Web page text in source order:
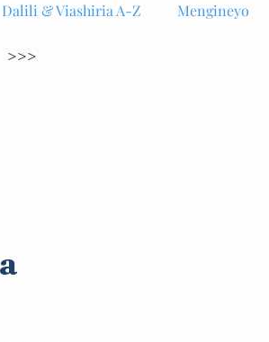
Dalili & Viashiria A-Z Mengineyo
>>>